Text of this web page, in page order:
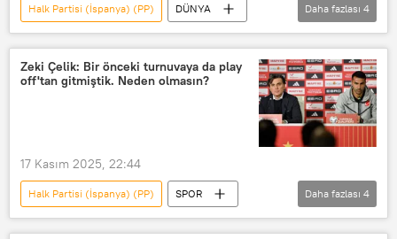
Halk Partisi (İspanya) (PP)
DÜNYA
Maske
İspanya
Yolsuzluk
Yolsuzluk soruşturması
Daha fazlası 4
Zeki Çelik: Bir önceki turnuvaya da play
off'tan gitmiştik. Neden olmasın?
17 Kasım 2025, 22:44
Halk Partisi (İspanya) (PP)
SPOR
Zeki Çelik
Vincenzo Montella
Daha fazlası 4